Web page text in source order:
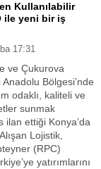
Kullanılabilir
ile yeni bir iş
17:31
ve Çukurova
Bölgesi’nde
odaklı, kaliteli ve
sunmak
ilan ettiği Konya’da
Lojistik,
(RPC)
yatırımlarını